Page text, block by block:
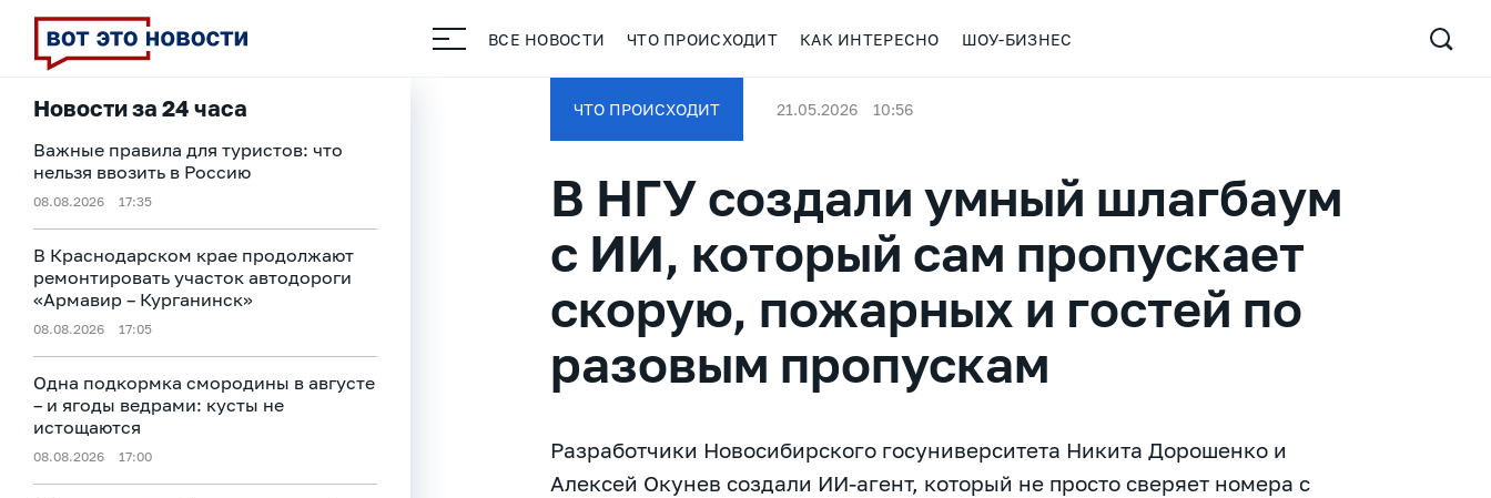
ВСЕ НОВОСТИ ЧТО ПРОИСХОДИТ КАК ИНТЕРЕСНО ШОУ-БИЗНЕС
Новости за 24 часа
Важные правила для туристов: что
нельзя ввозить в Россию
08.08.2026 17:35
В Краснодарском крае продолжают
ремонтировать участок автодороги
«Армавир – Курганинск»
08.08.2026 17:05
Одна подкормка смородины в августе
– и ягоды ведрами: кусты не
истощаются
08.08.2026 17:00
ЧТО ПРОИСХОДИТ 21.05.2026 10:56
В НГУ создали умный шлагбаум
с ИИ, который сам пропускает
скорую, пожарных и гостей по
разовым пропускам
Разработчики Новосибирского госуниверситета Никита Дорошенко и
Алексей Окунев создали ИИ-агент, который не просто сверяет номера с